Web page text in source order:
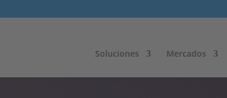
Soluciones Mercados